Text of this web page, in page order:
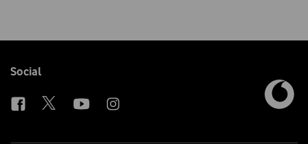
Follow
Social